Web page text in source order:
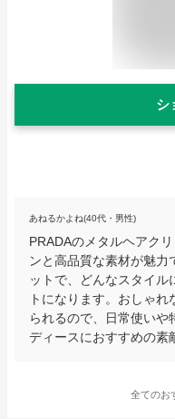
シ
あねるかよね(40代・男性)
PRADAのメタルヘアク
ンと高品質な素材が魅力
ットで、どんなスタイル
トになります。おしゃ
られるので、日常使いや
ディースにおすすめの素
全てのお